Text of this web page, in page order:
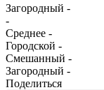
Загородный -
-
Среднее -
Городской -
Смешанный -
Загородный -
Поделиться